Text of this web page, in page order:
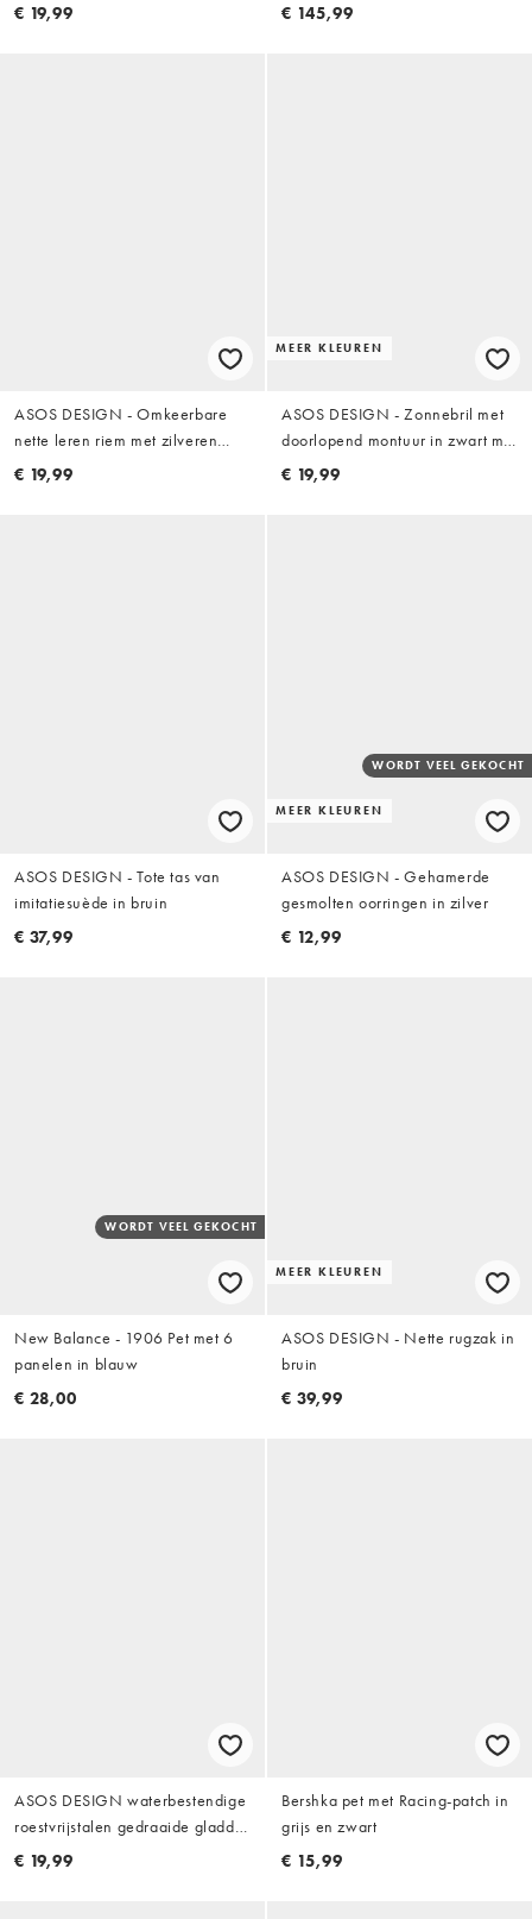
€ 19,99
€ 145,99
ASOS DESIGN - Omkeerbare
nette leren riem met zilveren
gesp in zwart en bruin
€ 19,99
MEER KLEUREN
ASOS DESIGN - Zonnebril met
doorlopend montuur in zwart met
bruine glazen
€ 19,99
ASOS DESIGN - Tote tas van
imitatiesuède in bruin
€ 37,99
MEER KLEUREN
WORDT VEEL GEKOCHT
ASOS DESIGN - Gehamerde
gesmolten oorringen in zilver
€ 12,99
WORDT VEEL GEKOCHT
New Balance - 1906 Pet met 6
panelen in blauw
€ 28,00
MEER KLEUREN
ASOS DESIGN - Nette rugzak in
bruin
€ 39,99
ASOS DESIGN waterbestendige
roestvrijstalen gedraaide gladde
bandring in goud
€ 19,99
Bershka pet met Racing-patch in
grijs en zwart
€ 15,99